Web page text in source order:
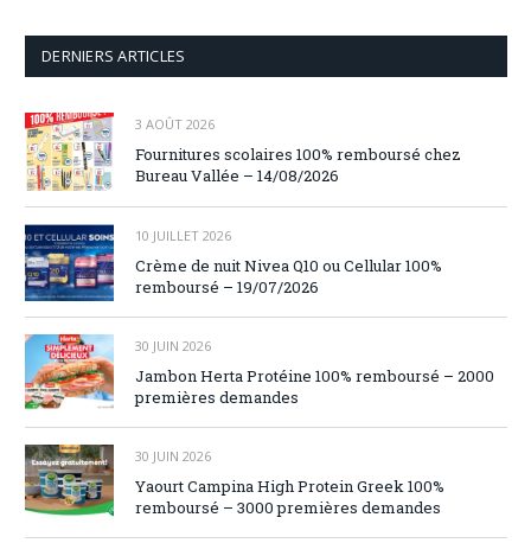
DERNIERS ARTICLES
3 AOÛT 2026
Fournitures scolaires 100% remboursé chez
Bureau Vallée – 14/08/2026
10 JUILLET 2026
Crème de nuit Nivea Q10 ou Cellular 100%
remboursé – 19/07/2026
30 JUIN 2026
Jambon Herta Protéine 100% remboursé – 2000
premières demandes
30 JUIN 2026
Yaourt Campina High Protein Greek 100%
remboursé – 3000 premières demandes